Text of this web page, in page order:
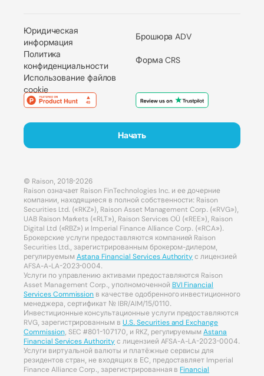
Юридическая
информация
Политика
конфиденциальности
Использование файлов
cookie
Брошюра ADV
Форма CRS
Начать
© Raison, 2018-2026
Raison означает Raison FinTechnologies Inc. и ее дочерние
компании, находящиеся в полной собственности: Raison
Securities Ltd. («RKZ»), Raison Asset Management Corp. («RVG»),
UAB Raison Markets («RLT»), Raison Services OÜ («REE»), Raison
Digital Ltd («RBZ») и Imperial Finance Alliance Corp. («RCA»).
Брокерские услуги предоставляются компанией Raison
Securities Ltd., зарегистрированным брокером-дилером,
регулируемым Astana Financial Services Authority с лицензией
AFSA-A-LA-2023-0004.
Услуги по управлению активами предоставляются Raison
Asset Management Corp., уполномоченной BVI Financial
Services Commission в качестве одобренного инвестиционного
менеджера, сертификат № IBR/AIM/15/0110.
Инвестиционные консультационные услуги предоставляются
RVG, зарегистрированным вU.S. Securities and Exchange
Commission, SEC #801-107170, и RKZ, регулируемымAstana
Financial Services Authority с лицензией AFSA-A-LA-2023-0004.
Услуги виртуальной валюты и платёжные сервисы для
резидентов стран, не входящих в ЕС, предоставляет Imperial
Finance Alliance Corp., зарегистрированная вFinancial